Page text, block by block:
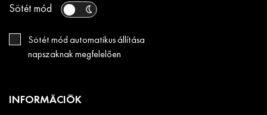
Sötét mód
Sötét mód automatikus állítása
napszaknak megfelelően
INFORMÁCIÓK